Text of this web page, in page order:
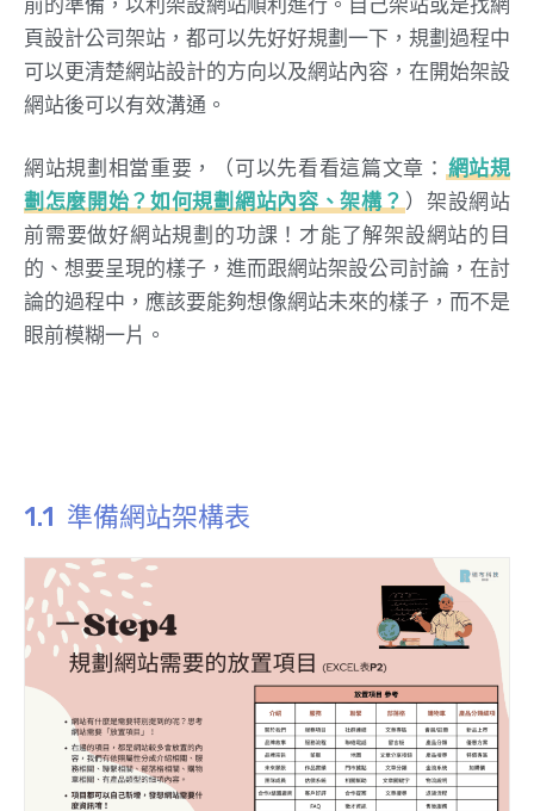
頁設計公司架站，都可以先好好規劃一下，規劃過程中
可以更清楚網站設計的方向以及網站內容，在開始架設
網站後可以有效溝通。
網站規劃相當重要，（可以先看看這篇文章： 網站規
劃怎麼開始？如何規劃網站內容、架構？）架設網站
前需要做好網站規劃的功課！才能了解架設網站的目
的、想要呈現的樣子，進而跟網站架設公司討論，在討
論的過程中，應該要能夠想像網站未來的樣子，而不是
眼前模糊一片。
準備網站架構表